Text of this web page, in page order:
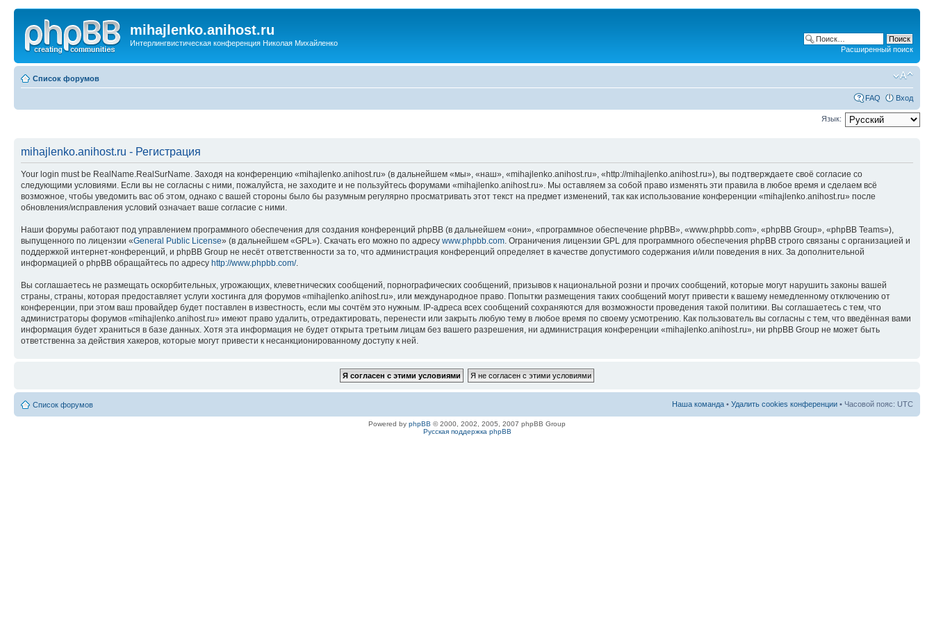
mihajlenko.anihost.ru
Интерлингвистическая конференция Николая Михайленко
Расширенный поиск
Список форумов
FAQ Вход
Язык:
mihajlenko.anihost.ru - Регистрация
Your login must be RealName.RealSurName. Заходя на конференцию «mihajlenko.anihost.ru» (в дальнейшем «мы», «наш», «mihajlenko.anihost.ru», «http://mihajlenko.anihost.ru»), вы подтверждаете своё согласие со
следующими условиями. Если вы не согласны с ними, пожалуйста, не заходите и не пользуйтесь форумами «mihajlenko.anihost.ru». Мы оставляем за собой право изменять эти правила в любое время и сделаем всё
возможное, чтобы уведомить вас об этом, однако с вашей стороны было бы разумным регулярно просматривать этот текст на предмет изменений, так как использование конференции «mihajlenko.anihost.ru» после
обновления/исправления условий означает ваше согласие с ними.
Наши форумы работают под управлением программного обеспечения для создания конференций phpBB (в дальнейшем «они», «программное обеспечение phpBB», «www.phpbb.com», «phpBB Group», «phpBB Teams»),
выпущенного по лицензии «General Public License» (в дальнейшем «GPL»). Скачать его можно по адресу www.phpbb.com. Ограничения лицензии GPL для программного обеспечения phpBB строго связаны с организацией и
поддержкой интернет-конференций, и phpBB Group не несёт ответственности за то, что администрация конференций определяет в качестве допустимого содержания и/или поведения в них. За дополнительной
информацией о phpBB обращайтесь по адресу http://www.phpbb.com/.
Вы соглашаетесь не размещать оскорбительных, угрожающих, клеветнических сообщений, порнографических сообщений, призывов к национальной розни и прочих сообщений, которые могут нарушить законы вашей
страны, страны, которая предоставляет услуги хостинга для форумов «mihajlenko.anihost.ru», или международное право. Попытки размещения таких сообщений могут привести к вашему немедленному отключению от
конференции, при этом ваш провайдер будет поставлен в известность, если мы сочтём это нужным. IP-адреса всех сообщений сохраняются для возможности проведения такой политики. Вы соглашаетесь с тем, что
администраторы форумов «mihajlenko.anihost.ru» имеют право удалить, отредактировать, перенести или закрыть любую тему в любое время по своему усмотрению. Как пользователь вы согласны с тем, что введённая вами
информация будет храниться в базе данных. Хотя эта информация не будет открыта третьим лицам без вашего разрешения, ни администрация конференции «mihajlenko.anihost.ru», ни phpBB Group не может быть
ответственна за действия хакеров, которые могут привести к несанкционированному доступу к ней.
Список форумов Наша команда • Удалить cookies конференции • Часовой пояс: UTC
Powered by phpBB © 2000, 2002, 2005, 2007 phpBB Group
Русская поддержка phpBB